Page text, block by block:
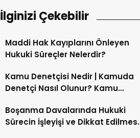
İlginizi Çekebilir
Maddi Hak Kayıplarını Önleyen
Hukuki Süreçler Nelerdir?
Kamu Denetçisi Nedir | Kamuda
Denetçi Nasıl Olunur? Kamu
Boşanma Davalarında Hukuki
Sürecin İşleyişi ve Dikkat Edilmesi